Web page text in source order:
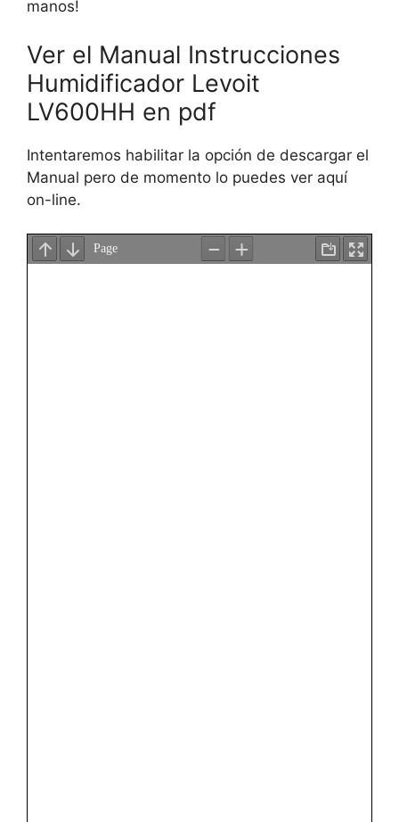
manos!
Ver el Manual Instrucciones
Humidificador Levoit
LV600HH en pdf
Intentaremos habilitar la opción de descargar el
Manual pero de momento lo puedes ver aquí
on-line.